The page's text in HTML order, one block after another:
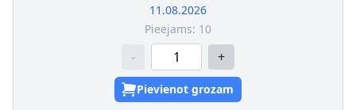
11.08.2026
Pieejams: 10
- +
Pievienot grozam